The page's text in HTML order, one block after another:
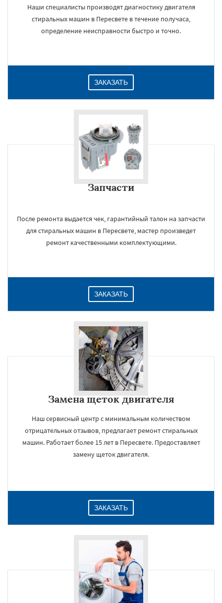
Наши специалисты производят диагностику двигателя
стиральных машин в Пересвете в течение получаса,
определение неисправности быстро и точно.
ЗАКАЗАТЬ
Запчасти
После ремонта выдается чек, гарантийный талон на запчасти
для стиральных машин в Пересвете, мастер произведет
ремонт качественными комплектующими.
ЗАКАЗАТЬ
Замена щеток двигателя
Наш сервисный центр с минимальным количеством
отрицательных отзывов, предлагает ремонт стиральных
машин. Работает более 15 лет в Пересвете. Предоставляет
замену щеток двигателя.
ЗАКАЗАТЬ